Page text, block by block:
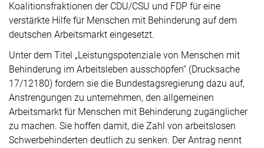
Koalitionsfraktionen der CDU/CSU und FDP für eine
verstärkte Hilfe für Menschen mit Behinderung auf dem
deutschen Arbeitsmarkt eingesetzt.
Unter dem Titel „Leistungspotenziale von Menschen mit
Behinderung im Arbeitsleben ausschöpfen“ (Drucksache
17/12180) fordern sie die Bundestagsregierung dazu auf,
Anstrengungen zu unternehmen, den allgemeinen
Arbeitsmarkt für Menschen mit Behinderung zugänglicher
zu machen. Sie hoffen damit, die Zahl von arbeitslosen
Schwerbehinderten deutlich zu senken. Der Antrag nennt